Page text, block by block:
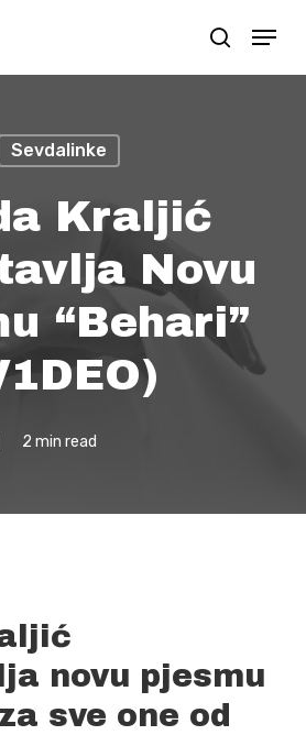
search
Menu
Sevdalinke
Kraljić
Novu
“Behari”
2 min read
novu pjesmu
sve one od
Close